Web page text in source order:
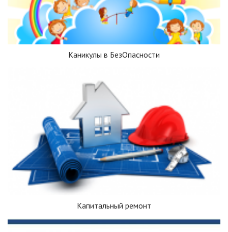
Каникулы в БезОпасности
Капитальный ремонт